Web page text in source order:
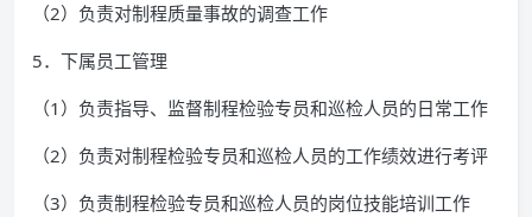
（2）负责对制程质量事故的调查工作
5．下属员工管理
（1）负责指导、监督制程检验专员和巡检人员的日常工作
（2）负责对制程检验专员和巡检人员的工作绩效进行考评
（3）负责制程检验专员和巡检人员的岗位技能培训工作